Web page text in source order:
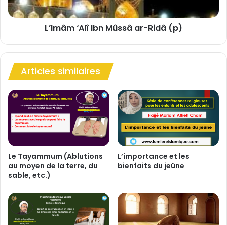
A
l
M
û
s
â
-
R
i
d
(
p
L’Imâm ‘Alî Ibn Mûssâ ar-Ridâ (p)
Articles similaires
Le Tayammum (Ablutions
au moyen de la terre, du
sable, etc.)
L’importance et les
bienfaits du jeûne